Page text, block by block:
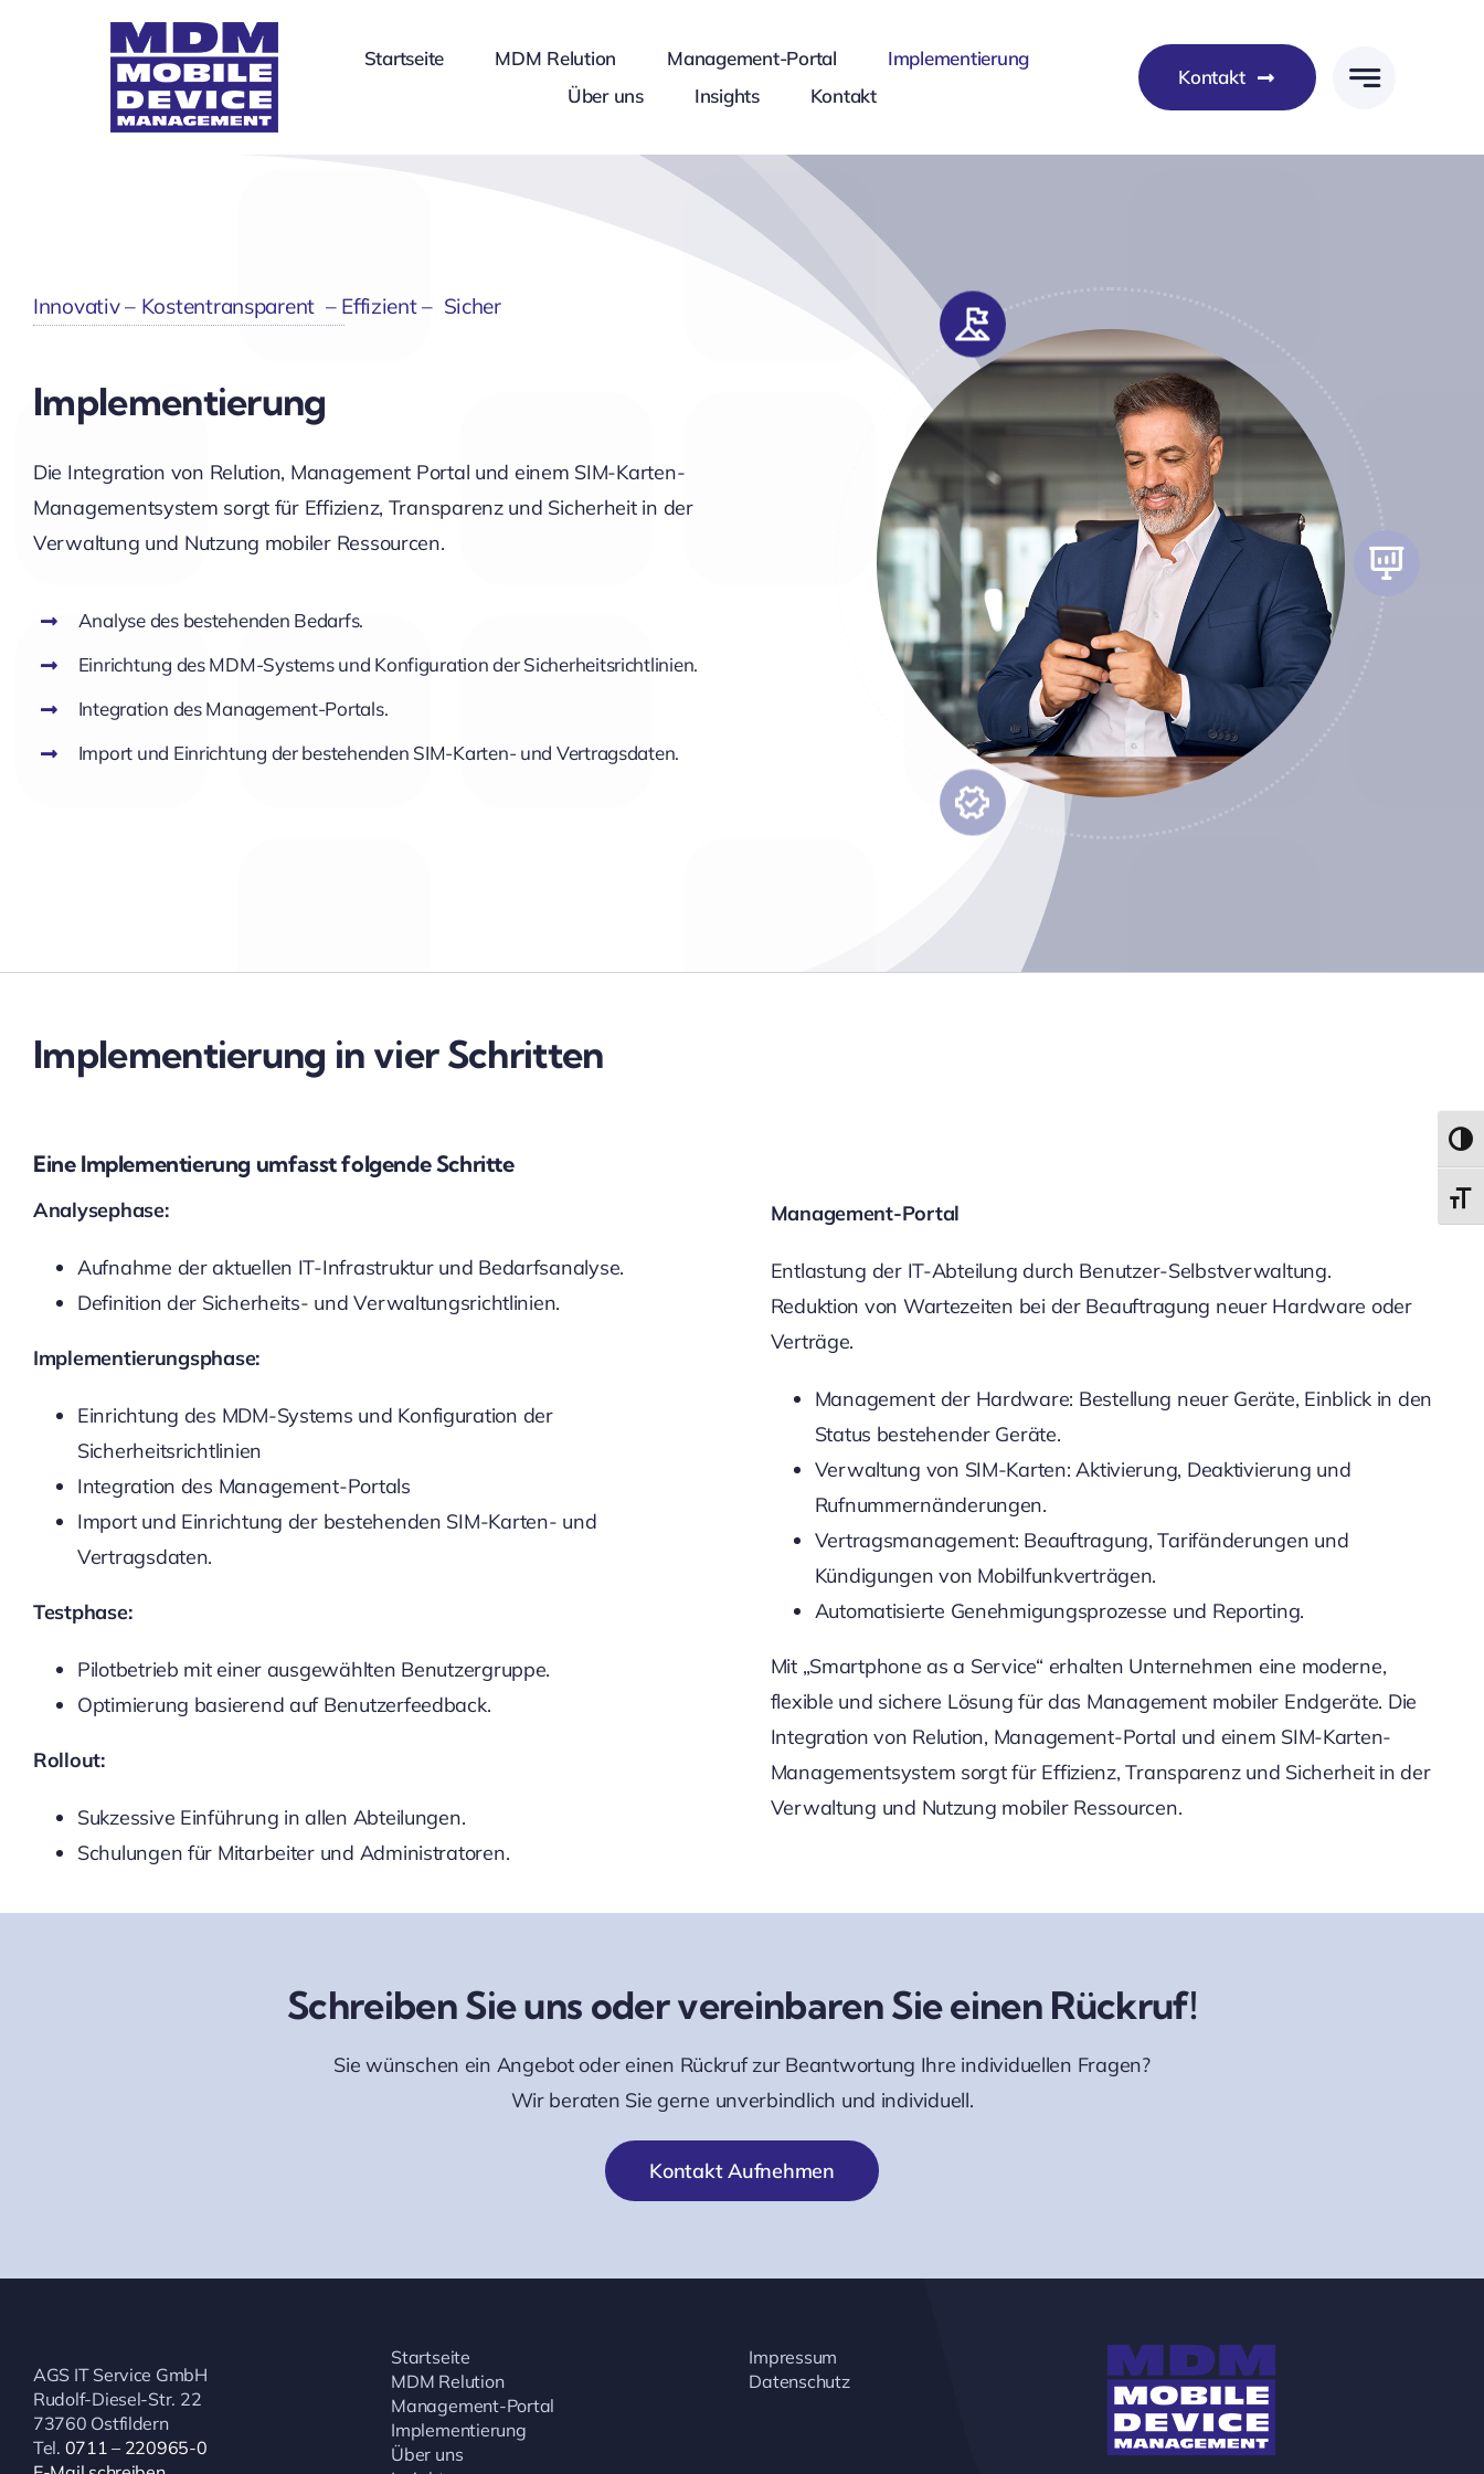
Startseite MDM Relution Management-Portal
Implementierung
Über uns
Insights Kontakt
Kontakt
Innovativ – Kostentransparent – Effizient – Sicher
Implementierung
Die Integration von Relution, Management Portal und einem SIM-Karten-
Managementsystem sorgt für Effizienz, Transparenz und Sicherheit in der
Verwaltung und Nutzung mobiler Ressourcen.
Analyse des bestehenden Bedarfs.
Einrichtung des MDM-Systems und Konfiguration der Sicherheitsrichtlinien.
Integration des Management-Portals.
Import und Einrichtung der bestehenden SIM-Karten- und Vertragsdaten.
Implementierung in vier Schritten
Eine Implementierung umfasst folgende Schritte
Analysephase:
Aufnahme der aktuellen IT-Infrastruktur und Bedarfsanalyse.
Definition der Sicherheits- und Verwaltungsrichtlinien.
Implementierungsphase:
Einrichtung des MDM-Systems und Konfiguration der
Sicherheitsrichtlinien
Integration des Management-Portals
Import und Einrichtung der bestehenden SIM-Karten- und
Vertragsdaten.
Testphase:
Pilotbetrieb mit einer ausgewählten Benutzergruppe.
Optimierung basierend auf Benutzerfeedback.
Rollout:
Sukzessive Einführung in allen Abteilungen.
Schulungen für Mitarbeiter und Administratoren.
Management-Portal
Entlastung der IT-Abteilung durch Benutzer-Selbstverwaltung.
Reduktion von Wartezeiten bei der Beauftragung neuer Hardware oder
Verträge.
Management der Hardware: Bestellung neuer Geräte, Einblick in den
Status bestehender Geräte.
Verwaltung von SIM-Karten: Aktivierung, Deaktivierung und
Rufnummernänderungen.
Vertragsmanagement: Beauftragung, Tarifänderungen und
Kündigungen von Mobilfunkverträgen.
Automatisierte Genehmigungsprozesse und Reporting.
Mit „Smartphone as a Service“ erhalten Unternehmen eine moderne,
flexible und sichere Lösung für das Management mobiler Endgeräte. Die
Integration von Relution, Management-Portal und einem SIM-Karten-
Managementsystem sorgt für Effizienz, Transparenz und Sicherheit in der
Verwaltung und Nutzung mobiler Ressourcen.
Schreiben Sie uns oder vereinbaren Sie einen Rückruf!
Sie wünschen ein Angebot oder einen Rückruf zur Beantwortung Ihre individuellen Fragen?
Wir beraten Sie gerne unverbindlich und individuell.
Kontakt Aufnehmen
AGS IT Service GmbH
Rudolf-Diesel-Str. 22
73760 Ostfildern
Tel. 0711 – 220965-0
Startseite
MDM Relution
Management-Portal
Implementierung
Über uns
Impressum
Datenschutz